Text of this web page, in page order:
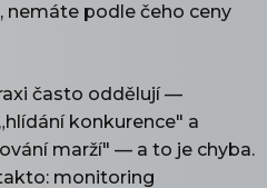
nemáte podle čeho ceny
často oddělují —
konkurence" a
marží" — a to je chyba.
monitoring